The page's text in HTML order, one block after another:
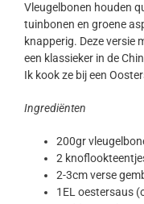
Vleugelbonen houden
tuinbonen en groene
knapperig. Deze versie
een klassieker in de
Ik kook ze bij een
Ingrediënten
200gr
2
2-3cm verse
1EL oestersaus